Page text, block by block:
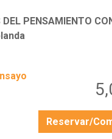
Reservar/